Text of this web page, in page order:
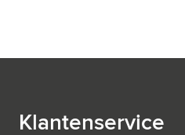
Klantenservice